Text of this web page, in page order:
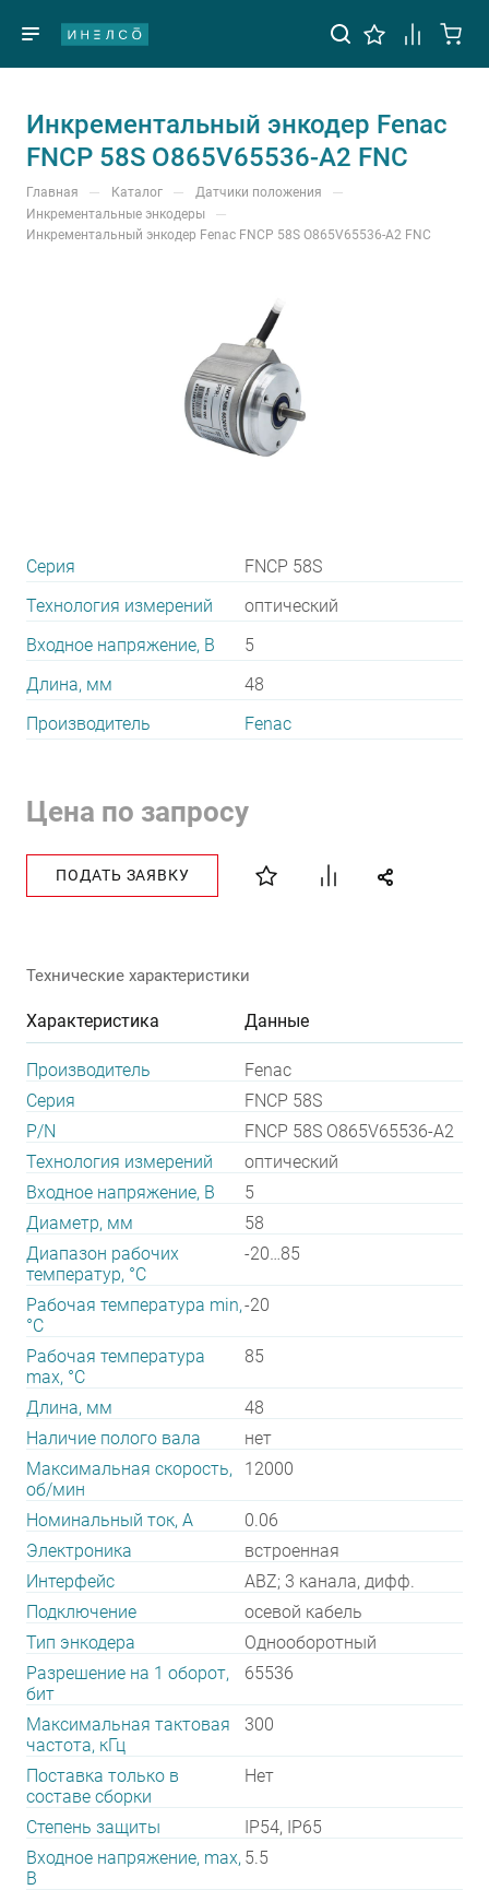
Инкрементальный энкодер Fenac
FNCP 58S O865V65536-A2 FNC
Главная — Каталог — Датчики положения —
Инкрементальные энкодеры —
Инкрементальный энкодер Fenac FNCP 58S O865V65536-A2 FNC
Серия
FNCP 58S
Технология измерений
оптический
Входное напряжение, В
5
Длина, мм
48
Производитель
Fenac
Цена по запросу
ПОДАТЬ ЗАЯВКУ
Технические характеристики
Характеристика Данные
Производитель
Fenac
Серия
FNCP 58S
P/N
FNCP 58S O865V65536-A2
Технология измерений
оптический
Входное напряжение, В
5
Диаметр, мм
58
Диапазон рабочих
температур, °С
-20…85
Рабочая температура min,
°С
-20
Рабочая температура
max, °С
85
Длина, мм
48
Наличие полого вала
нет
Максимальная скорость,
об/мин
12000
Номинальный ток, А
0.06
Электроника
встроенная
Интерфейс
ABZ; 3 канала, дифф.
Подключение
осевой кабель
Тип энкодера
Однооборотный
Разрешение на 1 оборот,
бит
65536
Максимальная тактовая
частота, кГц
300
Поставка только в
составе сборки
Нет
Степень защиты
IP54, IP65
Входное напряжение, max,
В
5.5